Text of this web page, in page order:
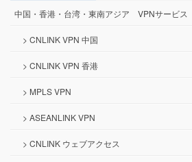
中国・香港・台湾・東南アジア VPNサービス
> CNLINK VPN 中国
> CNLINK VPN 香港
> MPLS VPN
> ASEANLINK VPN
> CNLINK ウェブアクセス